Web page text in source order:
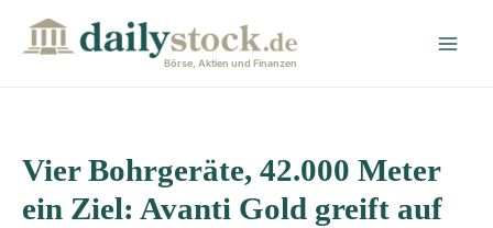
Börse, Aktien und Finanzen
Vier Bohrgeräte, 42.000 Meter
ein Ziel: Avanti Gold greift auf